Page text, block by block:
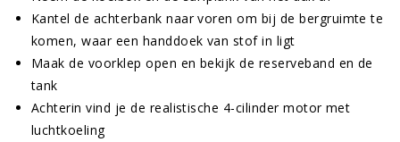
Kantel de achterbank naar voren om bij de bergruimte te
komen, waar een handdoek van stof in ligt
Maak de voorklep open en bekijk de reserveband en de
tank
Achterin vind je de realistische 4-cilinder motor met
luchtkoeling